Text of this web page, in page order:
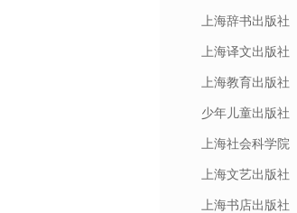
上海辞书出版社
上海译文出版社
上海教育出版社
少年儿童出版社
上海社会科学院
上海文艺出版社
上海书店出版社